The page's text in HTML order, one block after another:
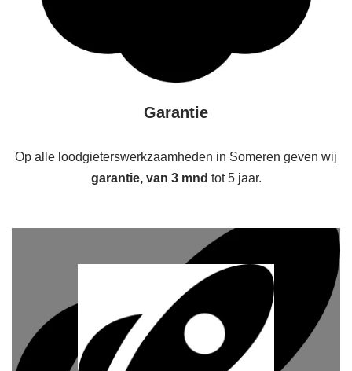
Garantie
Op alle loodgieterswerkzaamheden in Someren geven wij
garantie, van 3 mnd tot 5 jaar.